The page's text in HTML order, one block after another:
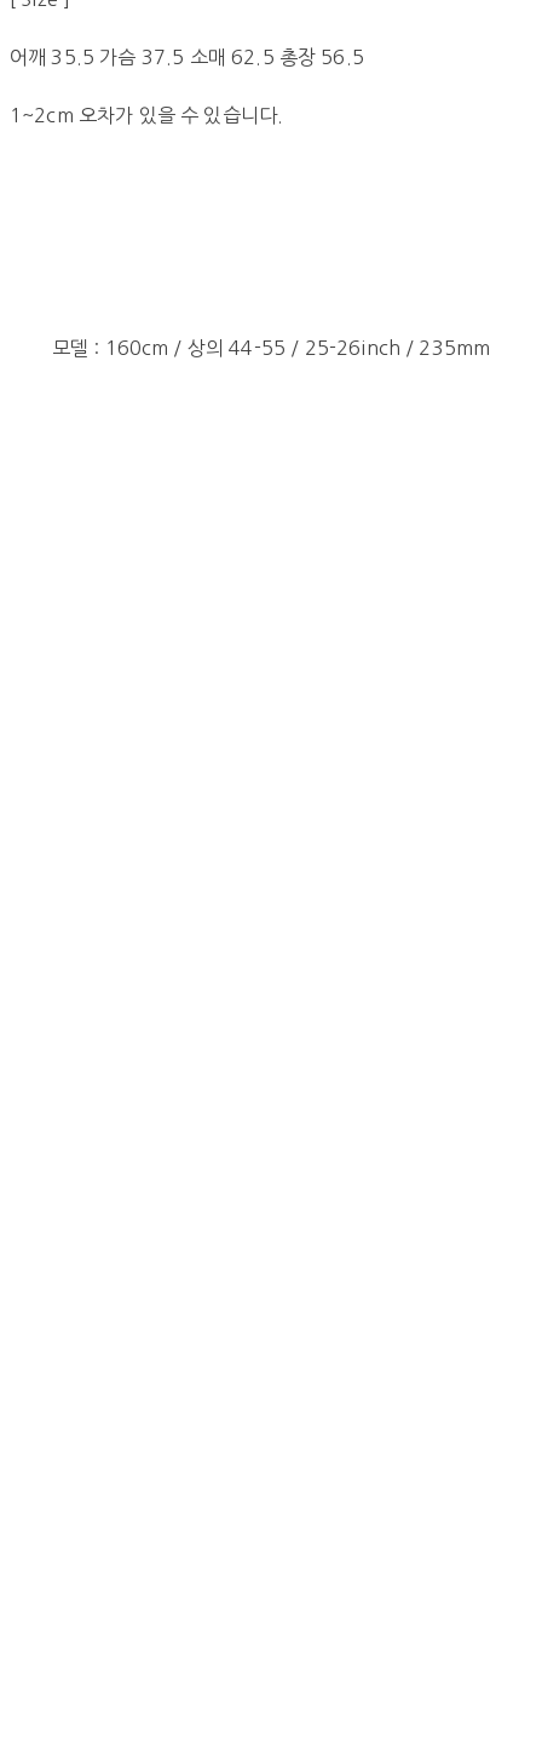
어깨 35.5 가슴 37.5 소매 62.5 총장 56.5
1~2cm 오차가 있을 수 있습니다.
모델 : 160cm / 상의 44-55 / 25-26inch / 235mm